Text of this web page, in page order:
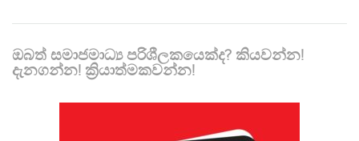
ඔබත් සමාජමාධ්‍ය පරිශීලකයෙක්ද? කියවන්න!
දැනගන්න! ක්‍රියාත්මකවන්න!